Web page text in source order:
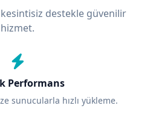
destekle güvenilir
hizmet.
Performans
sunucularla hızlı yükleme.